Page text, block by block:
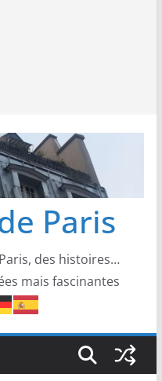
Paris
des histoires…
mais fascinantes